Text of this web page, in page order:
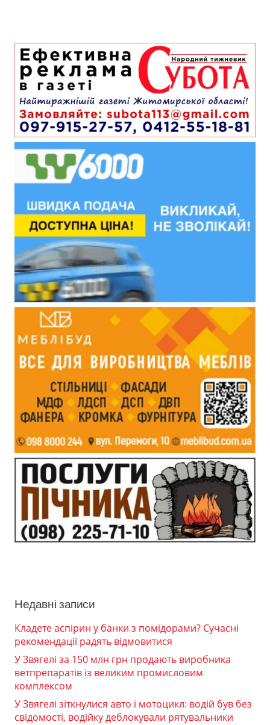
Недавні записи
Кладете аспірин у банки з помідорами? Сучасні
рекомендації радять відмовитися
У Звягелі за 150 млн грн продають виробника
ветпрепаратів із великим промисловим
комплексом
У Звягелі зіткнулися авто і мотоцикл: водій був без
свідомості, водійку деблокували рятувальники